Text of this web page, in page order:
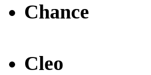
Chance
Cleo